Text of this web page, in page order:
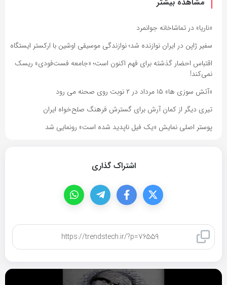
«ناریا» در تماشاخانه جوانمرد
سفیر ژاپن در ایران نوازنده شد؛ نوازندگی موسیقی اوشین با ارکستر ایستگاه
اقتباس احضار گذشته برای فهم اکنون است؛ «جامعه فست‌فودی» ریسک
نمی‌کند!
«آتش سوزی ها» ۱۵ مرداد در ۲ نوبت روی صحنه می رود
تیری دیگر از کمان آرش برای گسترش فرهنگ صلح‌خواه ایران
پوستر اصلی نمایش «یک فیل ناپدید شده است» رونمایی شد
اشتراک گذاری